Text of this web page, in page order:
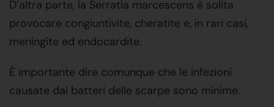
D’altra parte, la Serratia marcescens è solita
provocare congiuntivite, cheratite e, in rari casi,
meningite ed endocardite.
È importante dire comunque che le infezioni
causate dai batteri delle scarpe sono minime.